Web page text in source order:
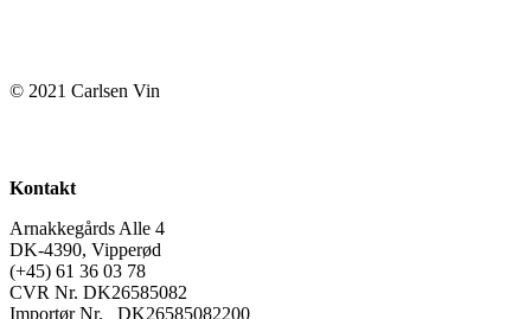
© 2021 Carlsen Vin
Kontakt
Arnakkegårds Alle 4
DK-4390, Vipperød
(+45) 61 36 03 78
CVR Nr. DK26585082
Importør Nr. DK26585082200